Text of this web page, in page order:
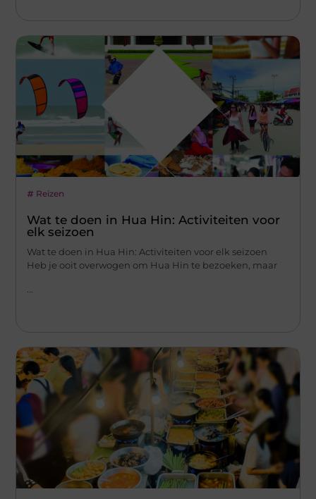
Reizen
Wat te doen in Hua Hin: Activiteiten voor
elk seizoen
Wat te doen in Hua Hin: Activiteiten voor elk seizoen
Heb je ooit overwogen om Hua Hin te bezoeken, maar